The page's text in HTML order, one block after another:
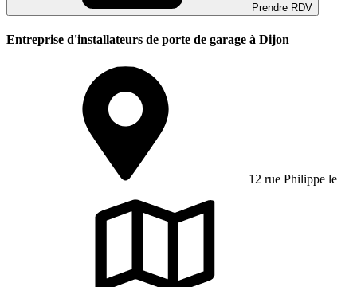
Prendre RDV
Entreprise d'installateurs de porte de garage à Dijon
12 rue Philippe le